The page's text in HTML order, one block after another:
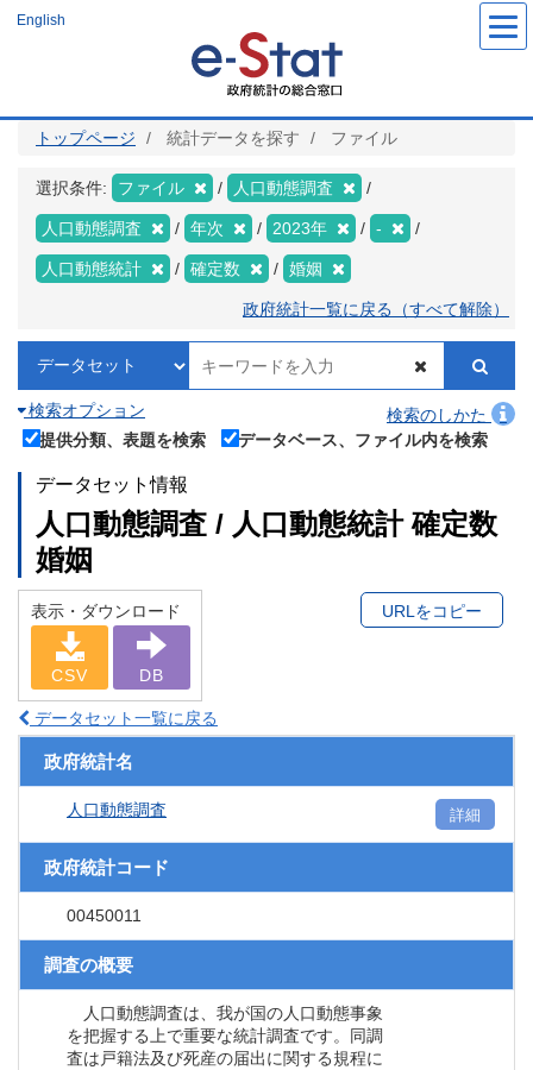
ツ
English
トップページ 統計データを探す ファイル
選択条件: ファイル 人口動態調査
人口動態調査 年次 2023年 -
人口動態統計 確定数 婚姻
政府統計一覧に戻る（すべて解除）
検索オプション
検索のしかた
提供分類、表題を検索
データベース、ファイル内を検索
データセット情報
人口動態調査 / 人口動態統計 確定数
婚姻
表示・ダウンロード
CSV DB
URLをコピー
データセット一覧に戻る
政府統計名
人口動態調査 詳細
政府統計コード
00450011
調査の概要
人口動態調査は、我が国の人口動態事象
を把握する上で重要な統計調査です。同調
査は戸籍法及び死産の届出に関する規程に